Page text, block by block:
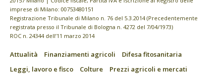
imprese di Milano: 00753480151
Registrazione Tribunale di Milano n. 76 del 5.3.2014 (Precedentemente
registrata presso il Tribunale di Bologna n. 4272 del 7/04/1973)
ROC n. 24344 dell’11 marzo 2014
Attualità Finanziamenti agricoli
Difesa fitosanitaria
Leggi, lavoro e fisco
Colture
Prezzi agricoli e mercati